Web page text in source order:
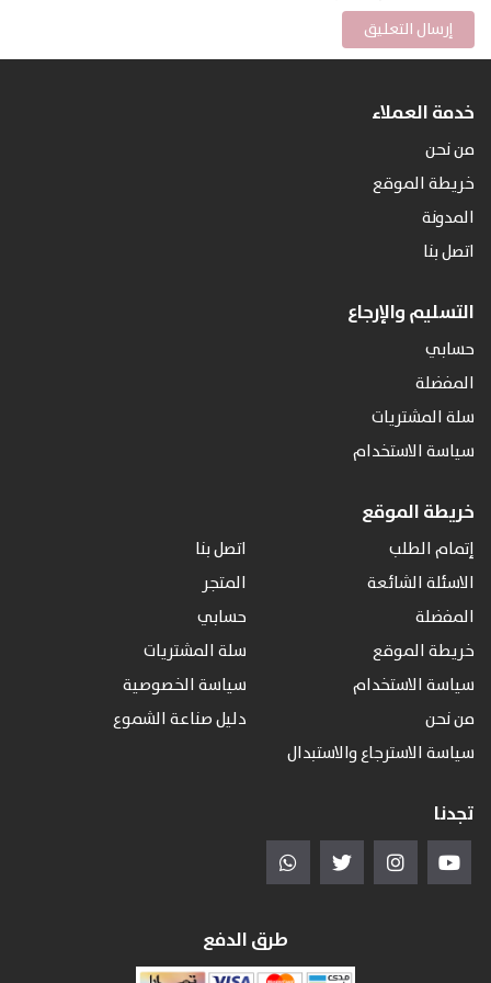
خدمة العملاء
من نحن
خريطة الموقع
المدونة
اتصل بنا
التسليم والإرجاع
حسابي
المفضلة
سلة المشتريات
سياسة الاستخدام
خريطة الموقع
إتمام الطلب
اتصل بنا
الاسئلة الشائعة
المتجر
المفضلة
حسابي
خريطة الموقع
سلة المشتريات
سياسة الاستخدام
سياسة الخصوصية
من نحن
دليل صناعة الشموع
سياسة الاسترجاع والاستبدال
تجدنا
طرق الدفع